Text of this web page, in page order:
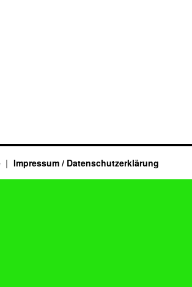
Impressum / Datenschutzerklärung